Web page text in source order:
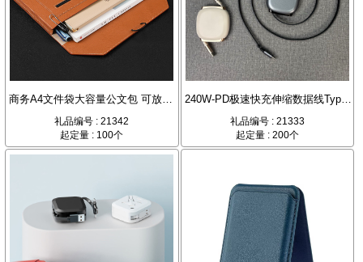
商务A4文件袋大容量公文包 可放13-15吋手提电脑 立体收纳设计
礼品编号 : 21342
起定量 : 100个
240W-PD极速快充伸缩数据线Type-C-100cm防缠绕收纳线
礼品编号 : 21333
起定量 : 200个